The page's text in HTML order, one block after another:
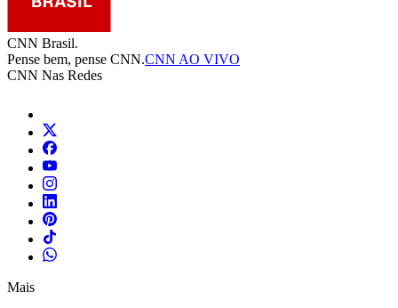
CNN Brasil.
Pense bem, pense CNN.CNN AO VIVO
CNN Nas Redes
Mais